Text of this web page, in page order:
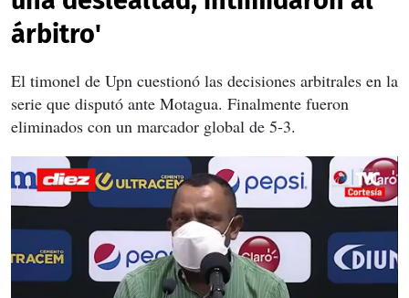
árbitro'
El timonel de Upn cuestionó las decisiones arbitrales en la
serie que disputó ante Motagua. Finalmente fueron
eliminados con un marcador global de 5-3.